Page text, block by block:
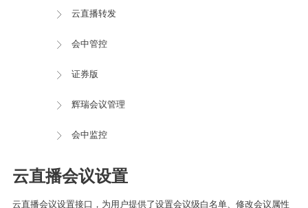
云直播转发
会中管控
证券版
辉瑞会议管理
会中监控
云直播会议设置
云直播会议设置接口，为用户提供了设置会议级白名单、修改会议属性